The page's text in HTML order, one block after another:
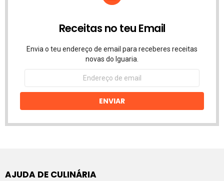
Receitas no teu Email
Envia o teu endereço de email para receberes receitas
novas do Iguaria.
Endereço
email
ENVIAR
AJUDA DE CULINÁRIA